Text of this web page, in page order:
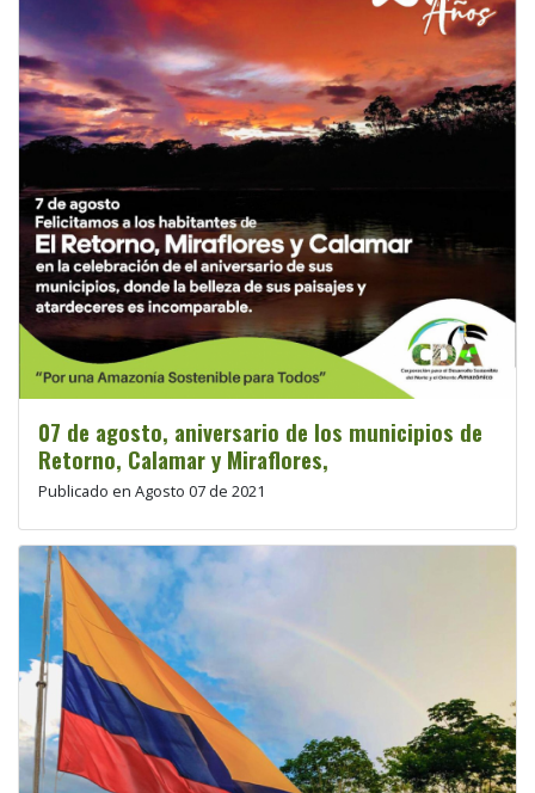
07 de agosto, aniversario de los municipios de
Retorno, Calamar y Miraflores,
Publicado en Agosto 07 de 2021